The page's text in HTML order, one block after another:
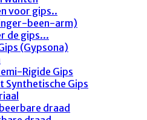
voor gips..
been-arm)
de gips...
(Gypsona)
Rigide Gips
Synthetische Gips
draad